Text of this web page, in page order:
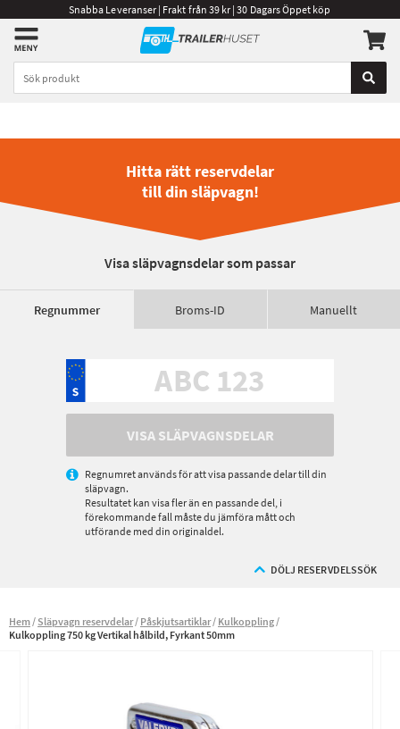
Snabba Leveranser | Frakt från 39 kr | 30 Dagars Öppet köp
Hitta rätt reservdelar
till din släpvagn!
Visa släpvagnsdelar som passar
Regnummer Broms-ID Manuellt
VISA SLÄPVAGNSDELAR
Regnumret används för att visa passande delar till din
släpvagn.
Resultatet kan visa fler än en passande del, i
förekommande fall måste du jämföra mått och
utförande med din originaldel.
DÖLJ RESERVDELSSÖK
Hem Släpvagn reservdelar Påskjutsartiklar Kulkoppling
Kulkoppling 750 kg Vertikal hålbild, Fyrkant 50mm